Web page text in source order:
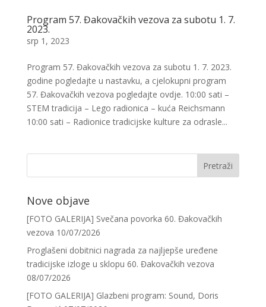
Program 57. Đakovačkih vezova za subotu 1. 7.
2023.
srp 1, 2023
Program 57. Đakovačkih vezova za subotu 1. 7. 2023.
godine pogledajte u nastavku, a cjelokupni program
57. Đakovačkih vezova pogledajte ovdje. 10:00 sati –
STEM tradicija – Lego radionica – kuća Reichsmann
10:00 sati – Radionice tradicijske kulture za odrasle...
Nove objave
[FOTO GALERIJA] Svečana povorka 60. Đakovačkih
vezova 10/07/2026
Proglašeni dobitnici nagrada za najljepše uređene
tradicijske izloge u sklopu 60. Đakovačkih vezova
08/07/2026
[FOTO GALERIJA] Glazbeni program: Sound, Doris